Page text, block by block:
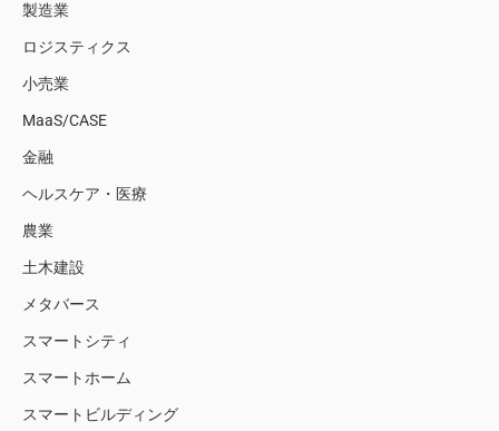
製造業
ロジスティクス
小売業
MaaS/CASE
金融
ヘルスケア・医療
農業
土木建設
メタバース
スマートシティ
スマートホーム
スマートビルディング